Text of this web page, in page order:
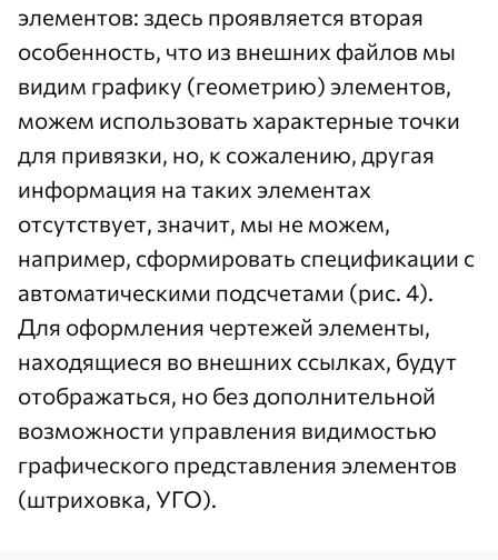
элементов: здесь проявляется вторая
особенность, что из внешних файлов мы
видим графику (геометрию) элементов,
можем использовать характерные точки
для привязки, но, к сожалению, другая
информация на таких элементах
отсутствует, значит, мы не можем,
например, сформировать спецификации с
автоматическими подсчетами (рис. 4).
Для оформления чертежей элементы,
находящиеся во внешних ссылках, будут
отображаться, но без дополнительной
возможности управления видимостью
графического представления элементов
(штриховка, УГО).